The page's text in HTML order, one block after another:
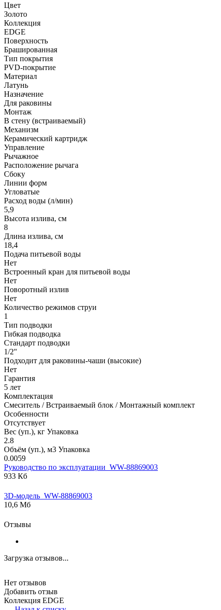
Цвет
Золото
Коллекция
EDGE
Поверхность
Брашированная
Тип покрытия
PVD-покрытие
Материал
Латунь
Назначение
Для раковины
Монтаж
В стену (встраиваемый)
Механизм
Керамический картридж
Управление
Рычажное
Расположение рычага
Сбоку
Линии форм
Угловатые
Расход воды (л/мин)
5,9
Высота излива, см
8
Длина излива, см
18,4
Подача питьевой воды
Нет
Встроенный кран для питьевой воды
Нет
Поворотный излив
Нет
Количество режимов струи
1
Тип подводки
Гибкая подводка
Стандарт подводки
1/2"
Подходит для раковины-чаши (высокие)
Нет
Гарантия
5 лет
Комплектация
Смеситель / Встраиваемый блок / Монтажный комплект
Особенности
Отсутствует
Вес (уп.), кг Упаковка
2.8
Объём (уп.), м3 Упаковка
0.0059
Руководство по эксплуатации_WW-88869003
933 Кб
3D-модель_WW-88869003
10,6 Мб
Отзывы
Загрузка отзывов...
Нет отзывов
Добавить отзыв
Коллекция EDGE